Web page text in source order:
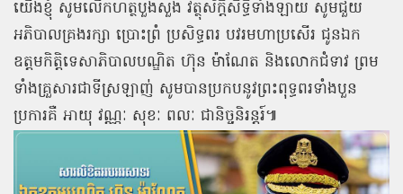
យើងខ្ញុំ សូមលើកហត្ថបួងសួង វត្ថុស័ក្ដិសិទ្ធិទាំងឡាយ សូមជួយ
អភិបាលគ្រងរក្សា ប្រោះព្រំ ប្រសិទ្ធពរ បវរមហាប្រសើរ ជូនឯក
ឧត្តមកិត្តិទេសាភិបាលបណ្ឌិត ហ៊ុន ម៉ាណែត និងលោកជំទាវ ព្រម
ទាំងគ្រួសារជាទីស្រឡាញ់ សូមបានប្រកបនូវព្រះពុទ្ធពរទាំងបួន
ប្រការគឺ អាយុ វណ្ណៈ សុខៈ ពលៈ ជានិច្ចនិរន្តរ៍៕